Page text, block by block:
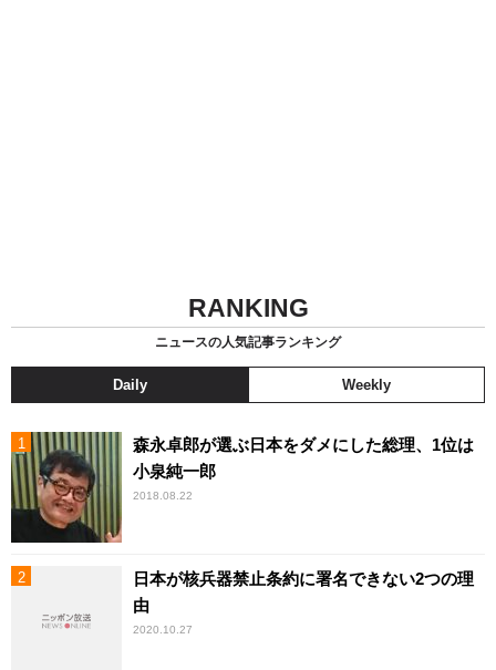
RANKING
ニュースの人気記事ランキング
Daily Weekly
森永卓郎が選ぶ日本をダメにした総理、1位は
小泉純一郎
2018.08.22
日本が核兵器禁止条約に署名できない2つの理
由
2020.10.27